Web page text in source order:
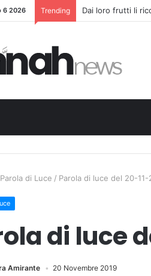
6 2026 Trending Dai loro frutti li
Parola di Luce / Parola di luce del 20-11-
di luce
Amirante 20 Novembre 2019